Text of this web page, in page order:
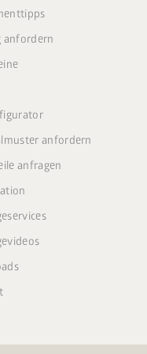
anfordern
anfordern
anfragen